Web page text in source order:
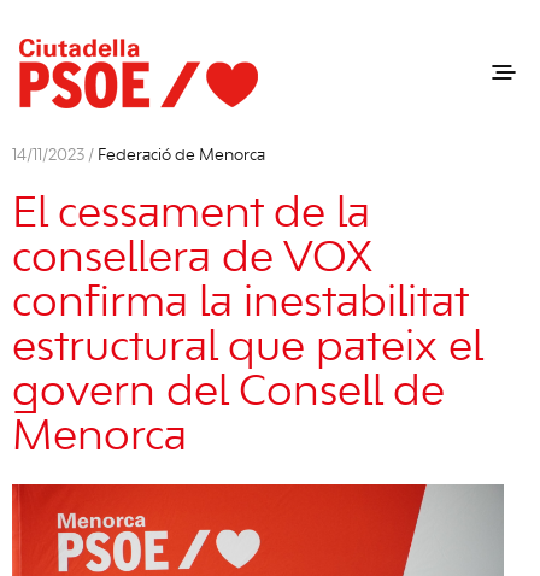
14/11/2023 / Federació de Menorca
El cessament de la
consellera de VOX
confirma la inestabilitat
estructural que pateix el
govern del Consell de
Menorca